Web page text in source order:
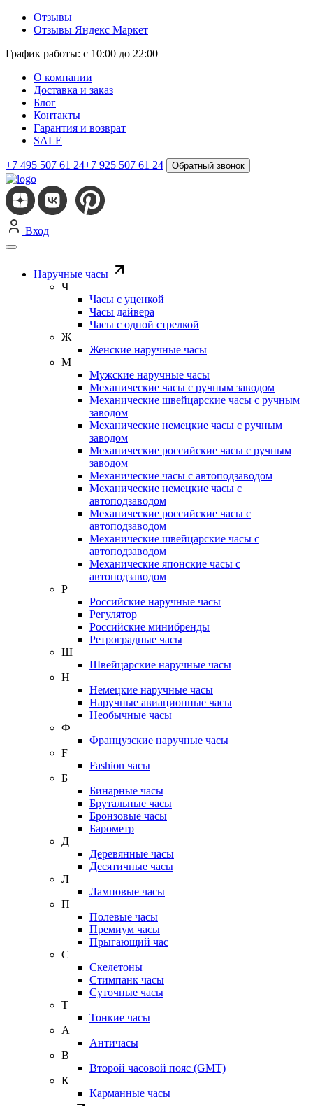
Отзывы
Отзывы Яндекс Маркет
График работы: с 10:00 до 22:00
О компании
Доставка и заказ
Блог
Контакты
Гарантия и возврат
SALE
+7 495 507 61 24+7 925 507 61 24 Обратный звонок
Вход
Наручные часы
Ч
Часы с уценкой
Часы дайвера
Часы с одной стрелкой
Ж
Женские наручные часы
М
Мужские наручные часы
Механические часы с ручным заводом
Механические швейцарские часы с ручным
заводом
Механические немецкие часы с ручным
заводом
Механические российские часы с ручным
заводом
Механические часы с автоподзаводом
Механические немецкие часы с
автоподзаводом
Механические российские часы с
автоподзаводом
Механические швейцарские часы с
автоподзаводом
Механические японские часы с
автоподзаводом
Р
Российские наручные часы
Регулятор
Российские минибренды
Ретроградные часы
Ш
Швейцарские наручные часы
Н
Немецкие наручные часы
Наручные авиационные часы
Необычные часы
Ф
Французские наручные часы
F
Fashion часы
Б
Бинарные часы
Брутальные часы
Бронзовые часы
Барометр
Д
Деревянные часы
Десятичные часы
Л
Ламповые часы
П
Полевые часы
Премиум часы
Прыгающий час
С
Скелетоны
Стимпанк часы
Суточные часы
Т
Тонкие часы
А
Античасы
В
Второй часовой пояс (GMT)
К
Карманные часы